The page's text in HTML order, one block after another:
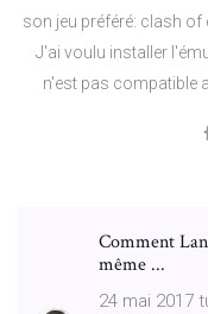
son jeu préféré: clash
J'ai voulu installer
n'est pas compatible
Comment
même ...
24 mai 2017